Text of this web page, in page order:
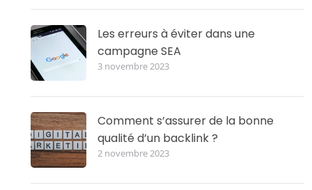
Les erreurs à éviter dans une
campagne SEA
3 novembre 2023
Comment s’assurer de la bonne
qualité d’un backlink ?
2 novembre 2023